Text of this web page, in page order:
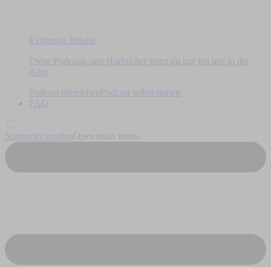
Exklusive Inhalte
Diese Podcasts und Hörbücher hörst du nur bei uns in der
App.
Podcast einreichen
Podcast selbst starten
FAQ
Supporter werden Open main menu